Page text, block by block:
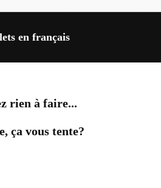
en français
rien à faire...
ça vous tente?